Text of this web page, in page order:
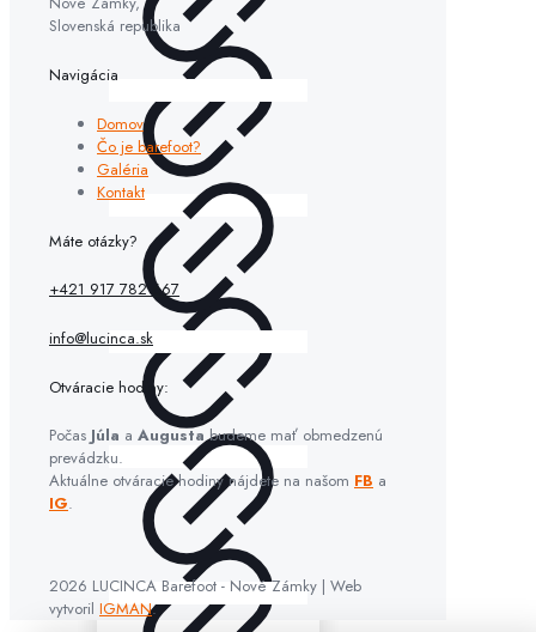
Slovenská republika
Navigácia
Domov
Čo je barefoot?
Galéria
Kontakt
Máte otázky?
+421 917 782 667
info@lucinca.sk
Otváracie hodiny:
Počas Júla a Augustabudeme mať obmedzenú
prevádzku.
Aktuálne otváracie hodiny nájdete na našom FB a
IG.
2026 LUCINCA Barefoot - Nové Zámky | Web
vytvoril IGMAN.